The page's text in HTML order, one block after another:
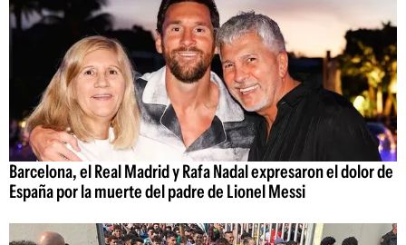
Barcelona, el Real Madrid y Rafa Nadal expresaron el dolor de
España por la muerte del padre de Lionel Messi